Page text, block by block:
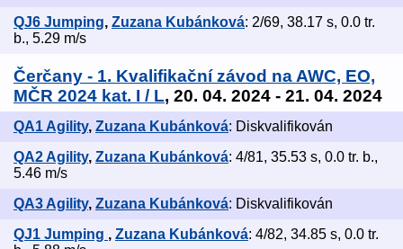
QJ6 Jumping, Zuzana Kubánková: 2/69, 38.17 s, 0.0 tr.
b., 5.29 m/s
Čerčany - 1. Kvalifikační závod na AWC, EO,
MČR 2024 kat. I / L, 20. 04. 2024 - 21. 04. 2024
QA1 Agility, Zuzana Kubánková: Diskvalifikován
QA2 Agility, Zuzana Kubánková: 4/81, 35.53 s, 0.0 tr. b.,
5.46 m/s
QA3 Agility, Zuzana Kubánková: Diskvalifikován
QJ1 Jumping , Zuzana Kubánková: 4/82, 34.85 s, 0.0 tr.